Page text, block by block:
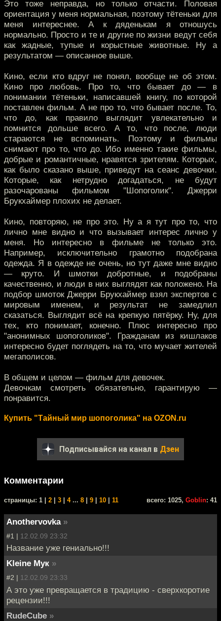
Это тоже неправда, но только отчасти. Половая
ориентация у меня нормальная, поэтому тётеньки для
меня интереснее. А к дяденькам я отношусь
нормально. Просто и те и другие по жизни ведут себя
как жадные, тупые и корыстные животные. Ну а
результатом — описанное выше.
Кино, если кто вдруг не понял, вообще не об этом.
Кино про любовь. Про то, что бывает до — в
понимании тётеньки, написавшей книгу, по которой
поставлен фильм. А не про то, что бывает после. То,
что до, как правило выглядит увлекательно и
помнится дольше всего. А то, что после, люди
стараются не вспоминать. Поэтому и фильмы
снимают про то, что до. Ибо именно такие фильмы,
добрые и романтичные, нравятся зрителям. Которых,
как было сказано выше, приведут на сеанс девочки.
Которые, как нетрудно догадаться, не будут
разочарованы фильмом "Шопоголик". Джерри
Брукхаймер плохих не делает.
Кино, повторяю, не про это. Ну а я тут про то, что
лично мне видно и что вызывает интерес лично у
меня. Но интересно в фильме не только это.
Например, исключительно грамотно подобрана
одежда. Я в одежде не очень, но тут даже мне видно
— круто. И шмотки добротные, и подобраны
качественно, и люди в них выглядят как положено. На
подбор шмоток Джерри Брукхаймер взял экспертов с
мировым именем, и результат не замедлил
сказаться. Выглядит всё на крепкую пятёрку. Ну, для
тех, кто понимает, конечно. Плюс интересно про
"анонимных шопоголиков". Гражданам из кишлаков
интересно будет поглядеть на то, что мучает жителей
мегаполисов.
В общем и целом — фильм для девочек.
Девочкам смотреть обязательно, гарантирую —
понравится.
Купить "Тайный мир шопоголика" на OZON.ru
Подписывайся на канал в Дзен
Комментарии
cтраницы: 1 | 2 3 4... 8 9 10 11 всего: 1025, Goblin: 41
Anothervovka »
#1 | 12.02.09 23:32
Название уже гениально!!!
Kleine Мук »
#2 | 12.02.09 23:33
А это уже превращается в традицию - сверхкоротие
рецензии!!!
RudeCube »